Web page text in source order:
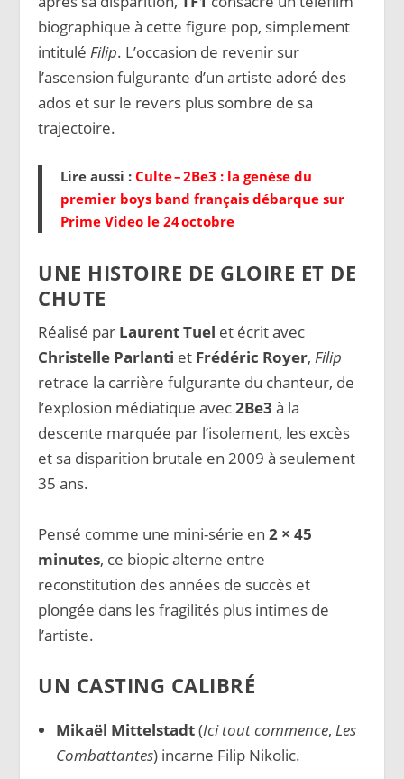
biographique à cette figure pop, simplement
intituléFilip. L’occasion de revenir sur
l’ascension fulgurante d’un artiste adoré des
ados et sur le revers plus sombre de sa
trajectoire.
Lire aussi :Culte – 2Be3 : la genèse du
premier boys band français débarque sur
Prime Video le 24 octobre
UNE HISTOIRE DE GLOIRE ET DE
CHUTE
Réalisé par Laurent Tuel et écrit avec
Christelle Parlanti et Frédéric Royer,Filip
retrace la carrière fulgurante du chanteur, de
l’explosion médiatique avec2Be3 à la
descente marquée par l’isolement, les excès
et sa disparition brutale en 2009 à seulement
35 ans.
Pensé comme une mini-série en2 × 45
minutes, ce biopic alterne entre
reconstitution des années de succès et
plongée dans les fragilités plus intimes de
l’artiste.
UN CASTING CALIBRÉ
Mikaël Mittelstadt(Ici tout commence, Les
Combattantes) incarne Filip Nikolic.